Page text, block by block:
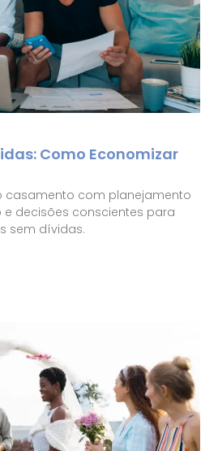
Como Economizar
casamento com planejamento
decisões conscientes para
sem dívidas.